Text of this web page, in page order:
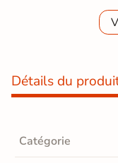
Détails du
Catégorie